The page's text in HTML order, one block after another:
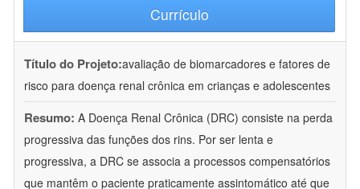
Currículo
Título do Projeto:avaliação de biomarcadores e fatores de
risco para doença renal crônica em crianças e adolescentes
Resumo: A Doença Renal Crônica (DRC) consiste na perda
progressiva das funções dos rins. Por ser lenta e
progressiva, a DRC se associa a processos compensatórios
que mantêm o paciente praticamente assintomático até que